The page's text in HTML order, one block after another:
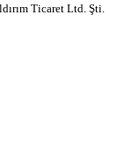
Ticaret Ltd. Şti.